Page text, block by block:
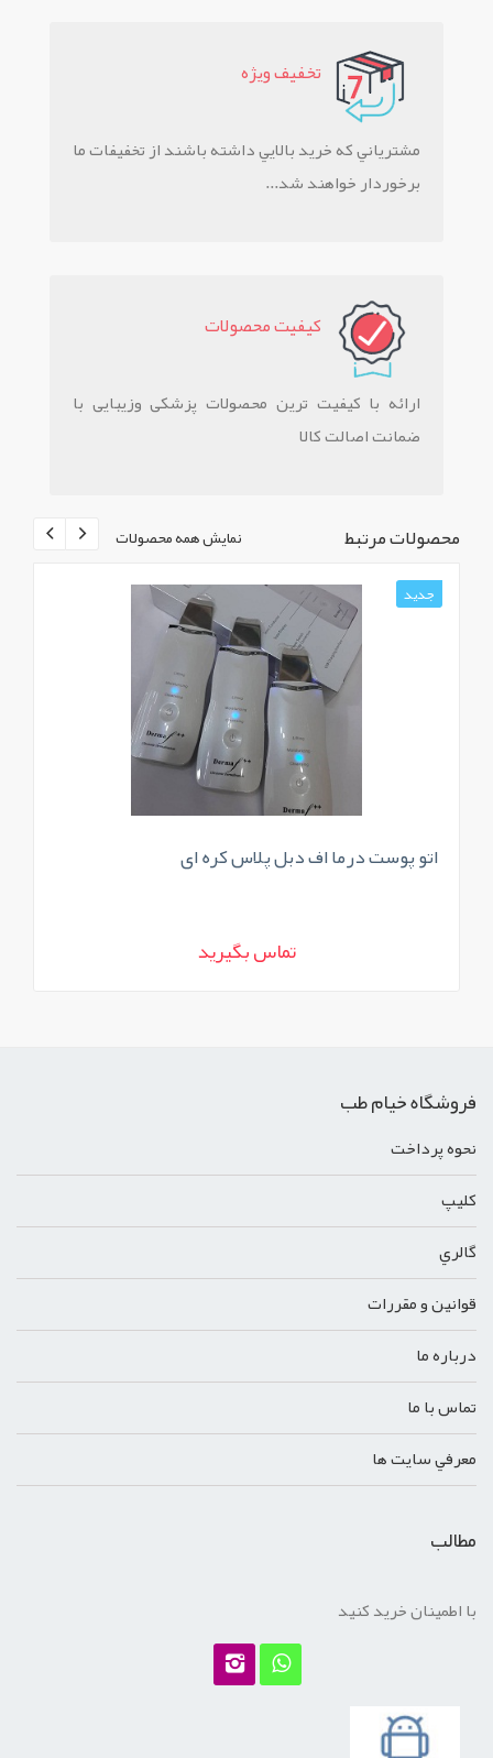
تخفيف ويژه
مشترياني که خريد بالايي داشته باشند از تخفيفات ما
برخوردار خواهند شد...
کيفيت محصولات
ارائه با کیفیت ترین محصولات پزشکی وزیبایی با
ضمانت اصالت کالا
نمایش همه محصولات محصولات مرتبط
جدید
اتو پوست درما اف دبل پلاس کره ای
تماس بگیرید
فروشگاه خیام طب
نحوه پرداخت
کليپ
گالري
قوانين و مقررات
درباره ما
تماس با ما
معرفي سايت ها
مطالب
با اطمینان خرید کنید